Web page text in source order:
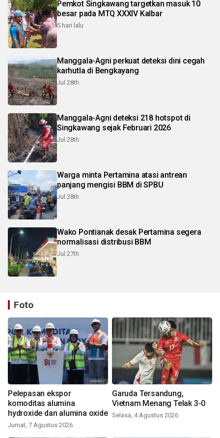
Pemkot Singkawang targetkan masuk 10
besar pada MTQ XXXIV Kalbar
5 hari lalu
Manggala-Agni perkuat deteksi dini cegah
karhutla di Bengkayang
Jul 28th
Manggala-Agni deteksi 218 hotspot di
Singkawang sejak Februari 2026
Jul 28th
Warga minta Pertamina atasi antrean
panjang mengisi BBM di SPBU
Jul 28th
Wako Pontianak desak Pertamina segera
normalisasi distribusi BBM
Jul 27th
Foto
Pelepasan ekspor
komoditas alumina
hydroxide dan alumina oxide
Jumat, 7 Agustus 2026
Garuda Tersandung,
Vietnam Menang Telak 3-0
Selasa, 4 Agustus 2026